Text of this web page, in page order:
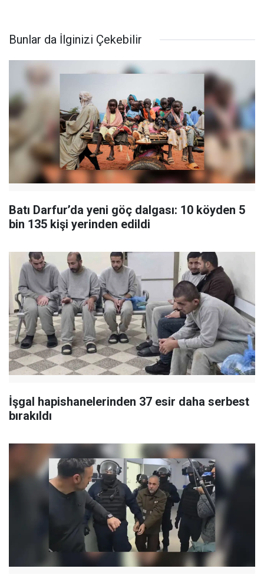
Bunlar da İlginizi Çekebilir
Batı Darfur’da yeni göç dalgası: 10 köyden 5
bin 135 kişi yerinden edildi
İşgal hapishanelerinden 37 esir daha serbest
bırakıldı